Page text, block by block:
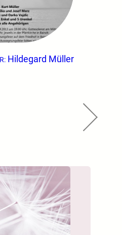
Hildegard Müller